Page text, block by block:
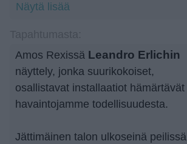
Näytä lisää
Amos Rexissä Leandro Erlichin
näyttely, jonka suurikokoiset,
osallistavat installaatiot hämärtävät
havaintojamme todellisuudesta.
Jättimäinen talon ulkoseinä peilissä